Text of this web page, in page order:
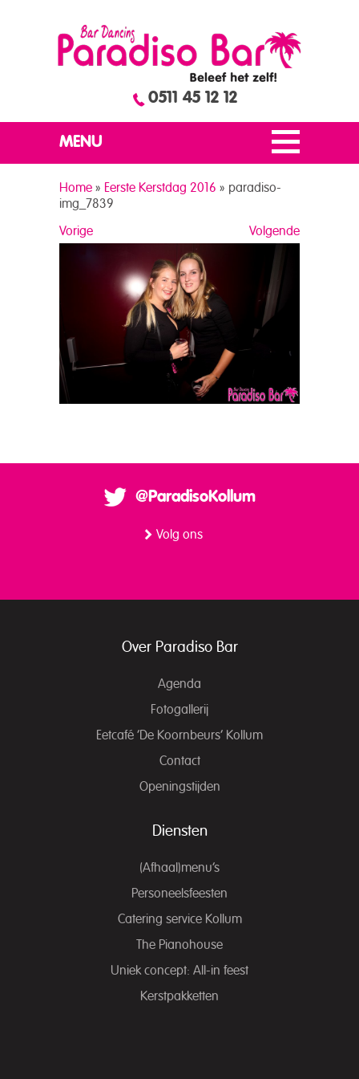
0511 45 12 12
MENU
Home » Eerste Kerstdag 2016 » paradiso-
img_7839
Volgende
Vorige
@ParadisoKollum
Volg ons
Over Paradiso Bar
Agenda
Fotogallerij
Eetcafé ‘De Koornbeurs’ Kollum
Contact
Openingstijden
Diensten
(Afhaal)menu’s
Personeelsfeesten
Catering service Kollum
The Pianohouse
Uniek concept: All-in feest
Kerstpakketten